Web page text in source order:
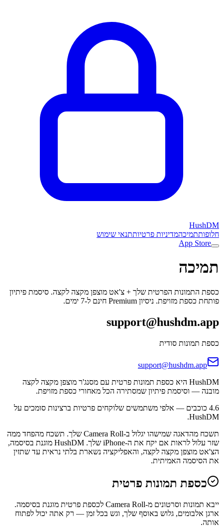
HushDM
חלופותתמיכהמדיניות פרטיותתנאי שימוש
App Store
תמיכה
כספת התמונות הפרטית שלך + צ'אט מוצפן מקצה לקצה. סיסמת פיתיון
פותחת כספת מזויפת. ניסיון Premium חינם ל-7 ימים.
support@hushdm.app
כספת תמונות סודית
support@hushdm.app
HushDM היא כספת תמונות פרטית עם מסנג'ר מוצפן מקצה לקצה
מובנה — וסיסמת פיתיון שמסתירה הכל מאחורי כספת מזויפת.
4.6 כוכבים — אלפי משתמשים שלוקחים פרטיות ברצינות סומכים על
HushDM.
תשכח מהדאגה שמישהו יגלול ב-Camera Roll שלך. תשכח מהפחד ממה
שזר עלול לראות אם יקח את ה-iPhone שלך. HushDM מוגנת בסיסמה,
הצ'אט מוצפן מקצה לקצה, והאפליקציה נשארת בלתי נראית עד שתזין
את הסיסמה האמיתית.
כספת תמונות פרטית
ייבא תמונות וסרטונים מ-Camera Roll לכספת פרטית מוגנת בסיסמה.
ארגן אלבומים, גלוש באוסף שלך, וגש בכל זמן — רק אתה יכול לפתוח
אותה.